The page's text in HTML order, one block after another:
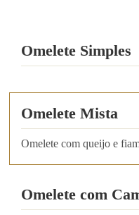
Omelete Simples
Omelete Mista
Omelete com queijo e
Omelete com